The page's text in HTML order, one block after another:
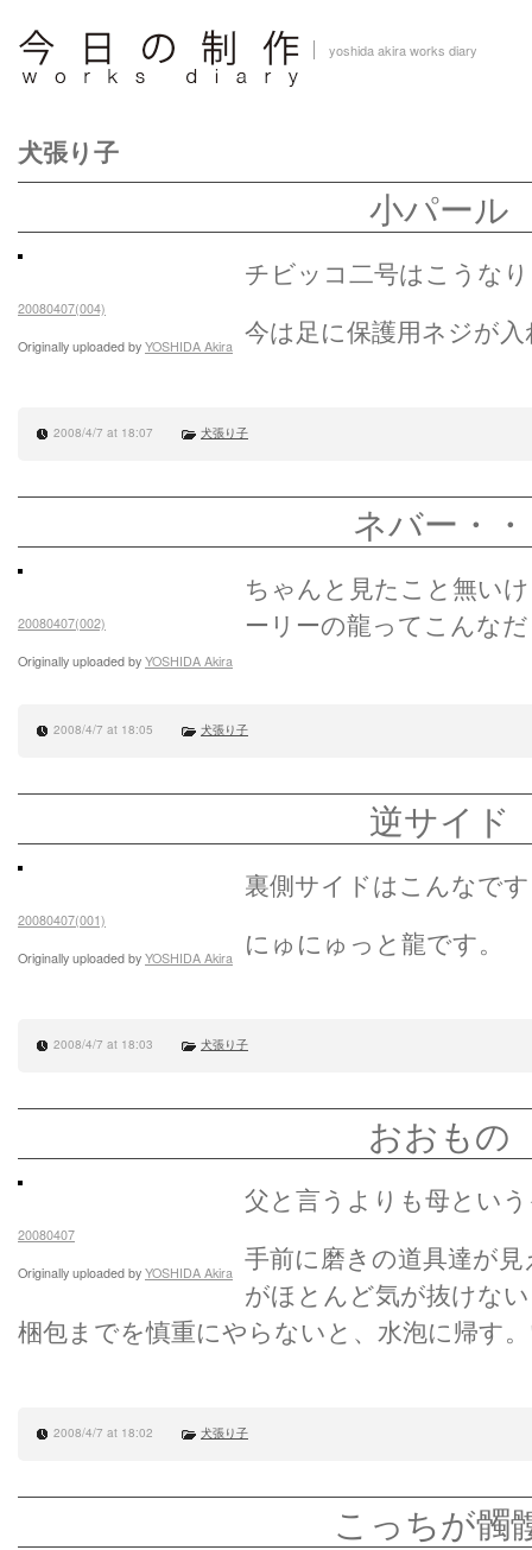
yoshida akira works diary
犬張り子
小パール
20080407(004)
Originally uploaded by YOSHIDA Akira
チビッコ二号はこうな
今は足に保護用ネジが
2008/4/7 at 18:07 犬張り子
ネバー・・
20080407(002)
Originally uploaded by YOSHIDA Akira
ちゃんと見たこと無い
ーリーの龍ってこんな
2008/4/7 at 18:05 犬張り子
逆サイド
20080407(001)
Originally uploaded by YOSHIDA Akira
裏側サイドはこんなで
にゅにゅっと龍です。
2008/4/7 at 18:03 犬張り子
おおもの
20080407
Originally uploaded by YOSHIDA Akira
父と言うよりも母とい
手前に磨きの道具達が
がほとんど気が抜けな
梱包までを慎重にやらないと、水泡に帰す
2008/4/7 at 18:02 犬張り子
こっちが髑